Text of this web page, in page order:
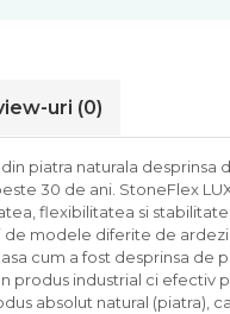
uri (0)
din piatra naturala
30 de ani. StoneFlex
flexibilitatea si
modele diferite de
cum a fost desprinsa de
industrial ci efectiv
absolut natural (piatra),